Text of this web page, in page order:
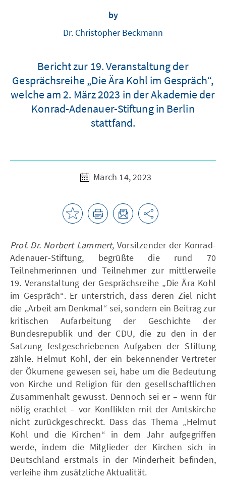
by
Dr. Christopher Beckmann
Bericht zur 19. Veranstaltung der
Gesprächsreihe „Die Ära Kohl im Gespräch“,
welche am 2. März 2023 in der Akademie der
Konrad-Adenauer-Stiftung in Berlin
stattfand.
March 14, 2023
Prof. Dr. Norbert Lammert, Vorsitzender der Konrad-
Adenauer-Stiftung, begrüßte die rund 70
Teilnehmerinnen und Teilnehmer zur mittlerweile
19. Veranstaltung der Gesprächsreihe „Die Ära Kohl
im Gespräch“. Er unterstrich, dass deren Ziel nicht
die „Arbeit am Denkmal“ sei, sondern ein Beitrag zur
kritischen Aufarbeitung der Geschichte der
Bundesrepublik und der CDU, die zu den in der
Satzung festgeschriebenen Aufgaben der Stiftung
zähle. Helmut Kohl, der ein bekennender Vertreter
der Ökumene gewesen sei, habe um die Bedeutung
von Kirche und Religion für den gesellschaftlichen
Zusammenhalt gewusst. Dennoch sei er – wenn für
nötig erachtet – vor Konflikten mit der Amtskirche
nicht zurückgeschreckt. Dass das Thema „Helmut
Kohl und die Kirchen“ in dem Jahr aufgegriffen
werde, indem die Mitglieder der Kirchen sich in
Deutschland erstmals in der Minderheit befinden,
verleihe ihm zusätzliche Aktualität.